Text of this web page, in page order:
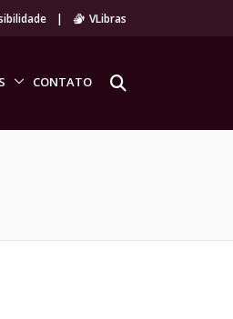
| VLibras
CONTATO